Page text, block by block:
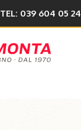
TEL: 039 604 05 24